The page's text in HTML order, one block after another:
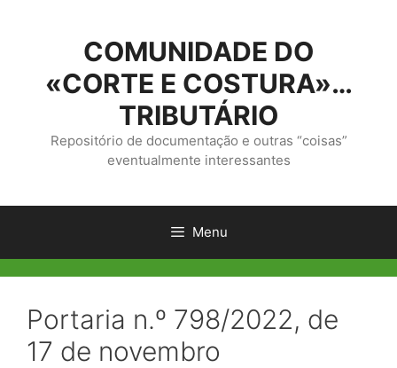
conteúdo
COMUNIDADE DO
«CORTE E COSTURA»…
TRIBUTÁRIO
Repositório de documentação e outras “coisas”
eventualmente interessantes
Menu
Portaria n.º 798/2022, de
17 de novembro